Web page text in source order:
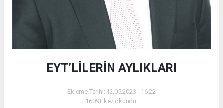
EYT’LİLERİN AYLIKLARI
Ekleme Tarihi: 12.05.2023 - 16:22
1609+ kez okundu.